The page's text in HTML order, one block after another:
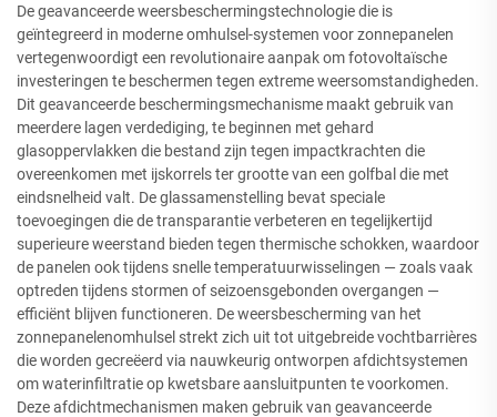
De geavanceerde weersbeschermingstechnologie die is
geïntegreerd in moderne omhulsel-systemen voor zonnepanelen
vertegenwoordigt een revolutionaire aanpak om fotovoltaïsche
investeringen te beschermen tegen extreme weersomstandigheden.
Dit geavanceerde beschermingsmechanisme maakt gebruik van
meerdere lagen verdediging, te beginnen met gehard
glasoppervlakken die bestand zijn tegen impactkrachten die
overeenkomen met ijskorrels ter grootte van een golfbal die met
eindsnelheid valt. De glassamenstelling bevat speciale
toevoegingen die de transparantie verbeteren en tegelijkertijd
superieure weerstand bieden tegen thermische schokken, waardoor
de panelen ook tijdens snelle temperatuurwisselingen — zoals vaak
optreden tijdens stormen of seizoensgebonden overgangen —
efficiënt blijven functioneren. De weersbescherming van het
zonnepanelenomhulsel strekt zich uit tot uitgebreide vochtbarrières
die worden gecreëerd via nauwkeurig ontworpen afdichtsystemen
om waterinfiltratie op kwetsbare aansluitpunten te voorkomen.
Deze afdichtmechanismen maken gebruik van geavanceerde